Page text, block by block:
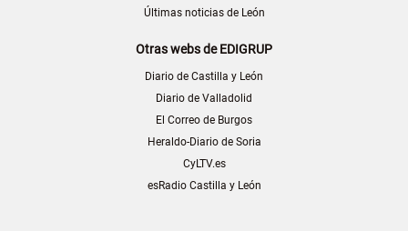
Últimas noticias de León
Otras webs de EDIGRUP
Diario de Castilla y León
Diario de Valladolid
El Correo de Burgos
Heraldo-Diario de Soria
CyLTV.es
esRadio Castilla y León